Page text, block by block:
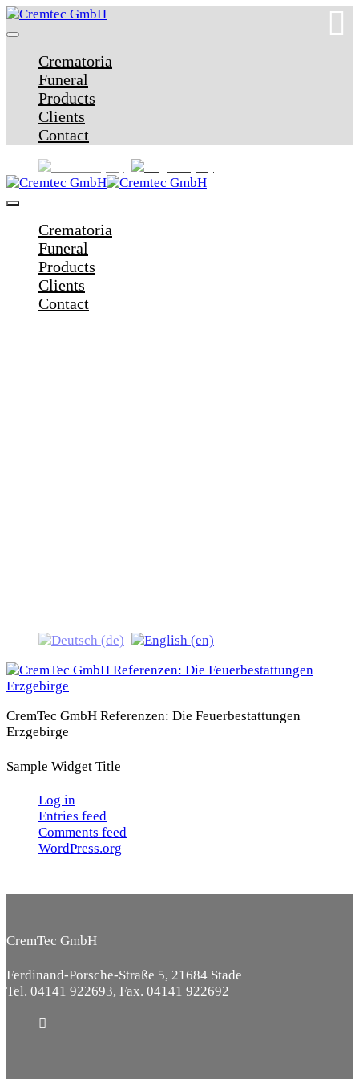
Crematoria
Funeral
Products
Clients
Contact
Crematoria
Funeral
Products
Clients
Contact
CremTec GmbH Referenzen: Die Feuerbestattungen
Erzgebirge
Sample Widget Title
Log in
Entries feed
Comments feed
WordPress.org
CremTec GmbH
Ferdinand-Porsche-Straße 5, 21684 Stade
Tel. 04141 922693, Fax. 04141 922692